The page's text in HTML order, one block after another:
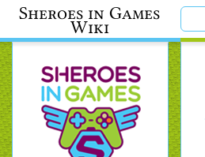
Sheroes in Games
Wiki